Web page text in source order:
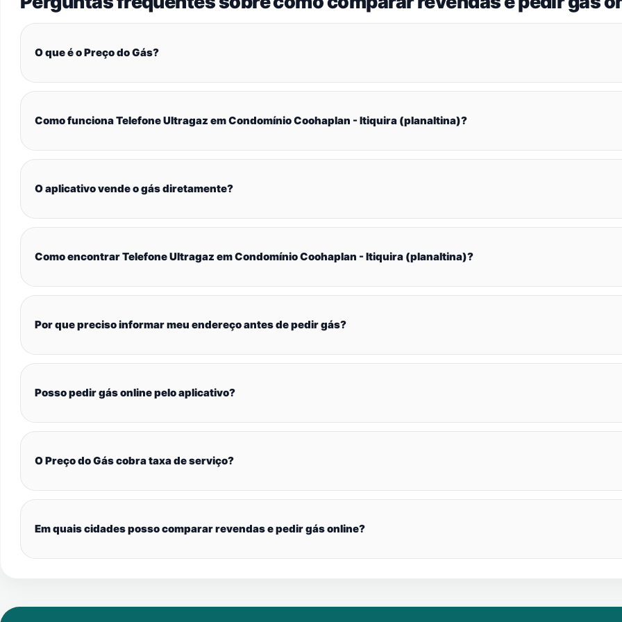
O que é o Preço do Gás?
Como funciona Telefone Ultragaz em Condomínio Coohaplan - Itiquira (planaltina)?
O aplicativo vende o gás diretamente?
Como encontrar Telefone Ultragaz em Condomínio Coohaplan - Itiquira (planaltina)?
Por que preciso informar meu endereço antes de pedir gás?
Posso pedir gás online pelo aplicativo?
O Preço do Gás cobra taxa de serviço?
Em quais cidades posso comparar revendas e pedir gás online?